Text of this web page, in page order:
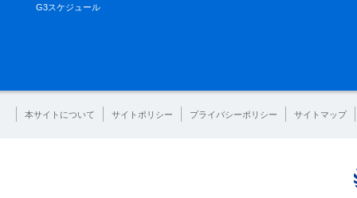
G3スケジュール
本サイトについて サイトポリシー プライバシーポリシー サイトマップ